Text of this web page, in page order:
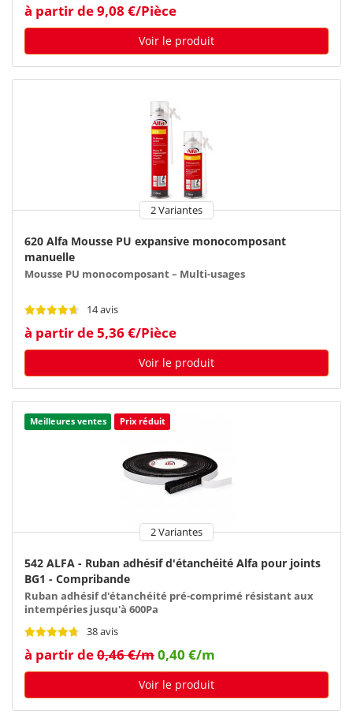
à partir de 9,08 €/Pièce
Voir le produit
2 Variantes
620 Alfa Mousse PU expansive monocomposant
manuelle
Mousse PU monocomposant – Multi-usages
14 avis
à partir de 5,36 €/Pièce
Voir le produit
Meilleures ventes Prix réduit
2 Variantes
542 ALFA - Ruban adhésif d'étanchéité Alfa pour joints
BG1 - Compribande
Ruban adhésif d'étanchéité pré-comprimé résistant aux
intempéries jusqu'à 600Pa
38 avis
à partir de0,46 €/m0,40 €/m
Voir le produit